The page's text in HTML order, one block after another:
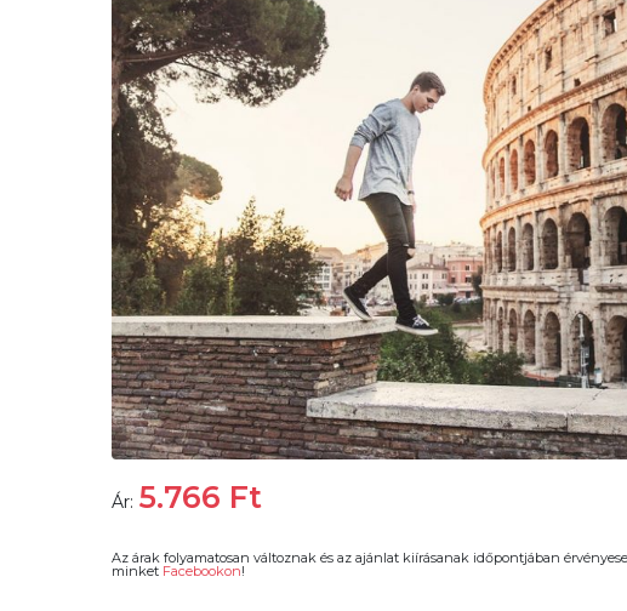
Ár: 5.766 Ft
Az árak folyamatosan változnak és az ajánlat kiírásanak időpontjában
minket Facebookon!